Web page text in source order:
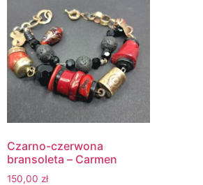
Czarno-czerwona
bransoleta – Carmen
150,00 zł